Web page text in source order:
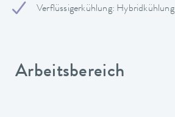
Verflüssigerkühlung: Hybridkühlung
Arbeitsbereich